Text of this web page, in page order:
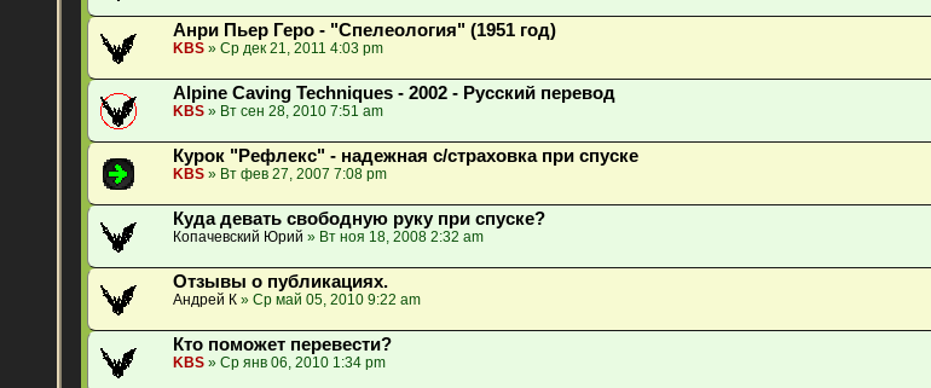
Анри Пьер Геро - "Спелеология" (1951 год)
KBS » Ср дек 21, 2011 4:03 pm
Alpine Caving Techniques - 2002 - Русский перевод
KBS » Вт сен 28, 2010 7:51 am
Курок "Рефлекс" - надежная с/страховка при спуске
KBS » Вт фев 27, 2007 7:08 pm
Куда девать свободную руку при спуске?
Копачевский Юрий » Вт ноя 18, 2008 2:32 am
Отзывы о публикациях.
Андрей К » Ср май 05, 2010 9:22 am
Кто поможет перевести?
KBS » Ср янв 06, 2010 1:34 pm